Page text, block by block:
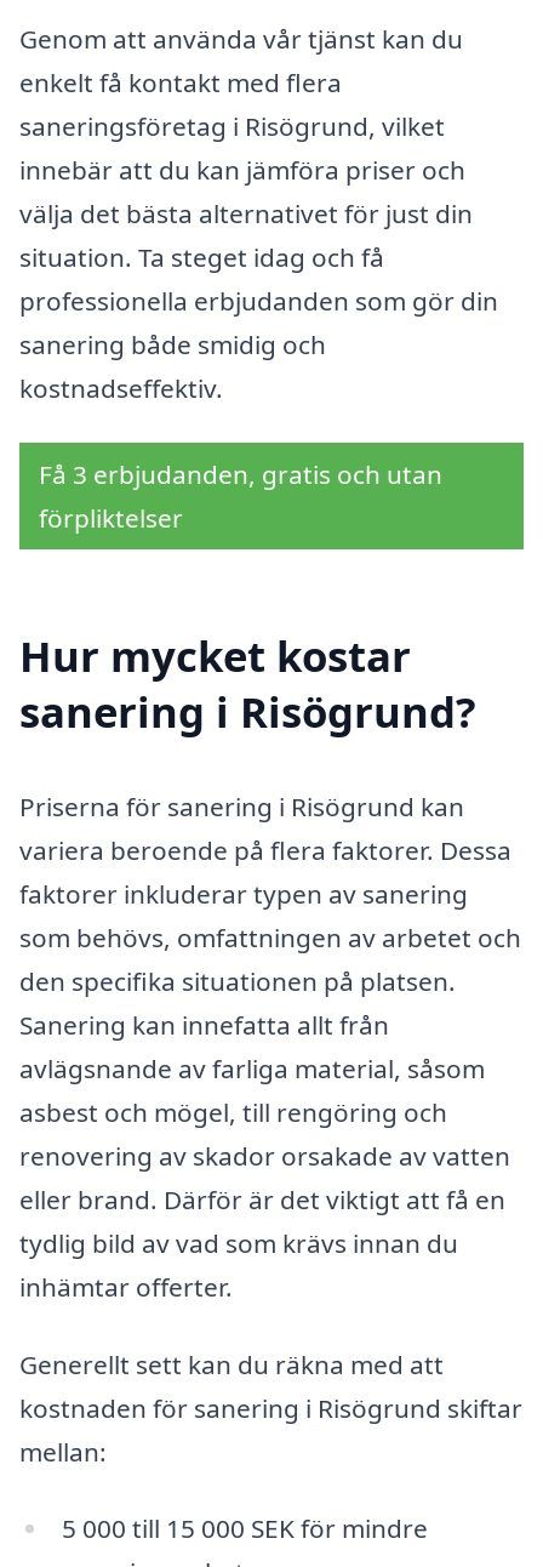
Genom att använda vår tjänst kan du
enkelt få kontakt med flera
saneringsföretag i Risögrund, vilket
innebär att du kan jämföra priser och
välja det bästa alternativet för just din
situation. Ta steget idag och få
professionella erbjudanden som gör din
sanering både smidig och
kostnadseffektiv.
Få 3 erbjudanden, gratis och utan
förpliktelser
Hur mycket kostar
sanering i Risögrund?
Priserna för sanering i Risögrund kan
variera beroende på flera faktorer. Dessa
faktorer inkluderar typen av sanering
som behövs, omfattningen av arbetet och
den specifika situationen på platsen.
Sanering kan innefatta allt från
avlägsnande av farliga material, såsom
asbest och mögel, till rengöring och
renovering av skador orsakade av vatten
eller brand. Därför är det viktigt att få en
tydlig bild av vad som krävs innan du
inhämtar offerter.
Generellt sett kan du räkna med att
kostnaden för sanering i Risögrund skiftar
mellan:
5 000 till 15 000 SEK för mindre